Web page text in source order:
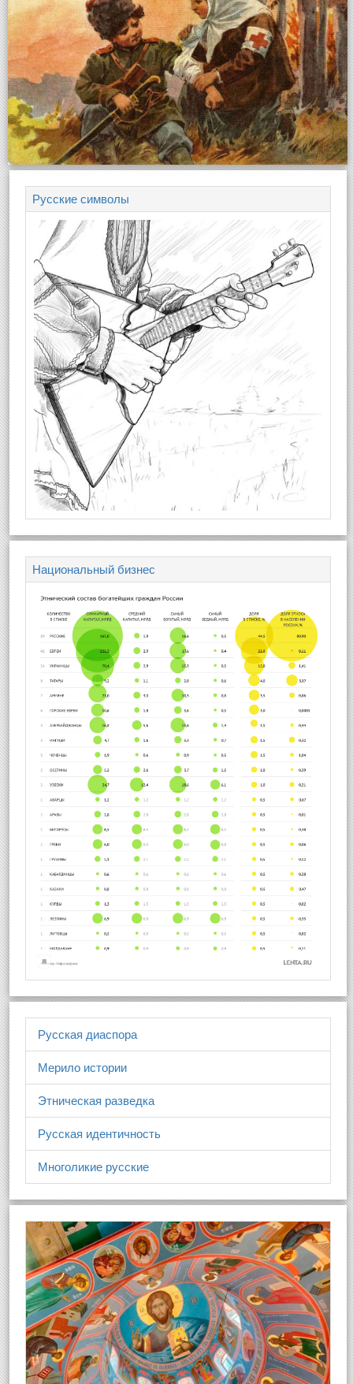
Русские символы
Национальный бизнес
Русская диаспора
Мерило истории
Этническая разведка
Русская идентичность
Многоликие русские